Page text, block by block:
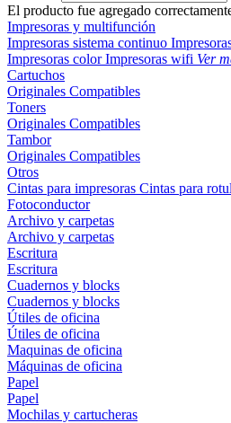
El producto fue agregado
Impresoras y multifunción
Impresoras sistema continuo
Impresoras colorImpresoras wifi Ver
Cartuchos
Originales Compatibles
Toners
Originales Compatibles
Tambor
Originales Compatibles
Otros
Cintas para impresoras Cintas para
Fotoconductor
Archivo y carpetas
Archivo y carpetas
Escritura
Escritura
Cuadernos y blocks
Cuadernos y blocks
Útiles de oficina
Útiles de oficina
Maquinas de oficina
Máquinas de oficina
Papel
Papel
Mochilas y cartucheras